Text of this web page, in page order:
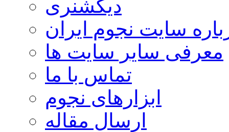
دیکشنری
سایت نجوم ایران
معرفی سایر سایت ها
تماس با ما
ابزارهای نجوم
ارسال مقاله